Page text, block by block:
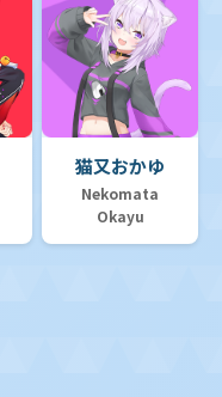
猫又おかゆ
Nekomata
Okayu